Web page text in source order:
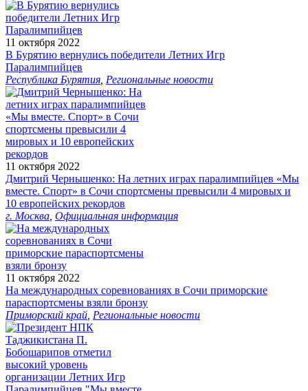
11 октября 2022
В Бурятию вернулись победители Летних Игр
Паралимпийцев
Республика Бурятия Региональные новости
11 октября 2022
Дмитрий Чернышенко: На летних играх паралимпийцев «Мы
вместе. Спорт» в Сочи спортсмены превысили 4 мировых и
10 европейских рекордов
г. Москва Официальная информация
11 октября 2022
На международных соревнованиях в Сочи приморские
параспортсмены взяли бронзу
Приморский край Региональные новости